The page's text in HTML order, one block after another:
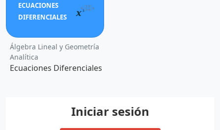
ECUACIONES
DIFERENCIALES
Álgebra Lineal y Geometría
Analítica
Ecuaciones Diferenciales
Iniciar sesión